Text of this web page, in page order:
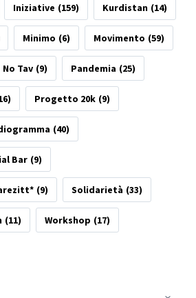
Iniziative (159) Kurdistan (14)
Minimo (6) Movimento (59)
No Tav (9) Pandemia (25)
Progetto 20k (9)
(40)
Bar (9)
(9) Solidarietà (33)
(11) Workshop (17)